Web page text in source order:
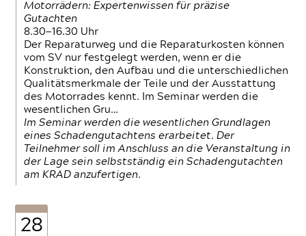
Motorrädern: Expertenwissen für präzise
Gutachten
8.30—16.30 Uhr
Der Reparaturweg und die Reparaturkosten können
vom SV nur festgelegt werden, wenn er die
Konstruktion, den Aufbau und die unterschiedlichen
Qualitätsmerkmale der Teile und der Ausstattung
des Motorrades kennt. Im Seminar werden die
wesentlichen Gru…
Im Seminar werden die wesentlichen Grundlagen
eines Schadengutachtens erarbeitet. Der
Teilnehmer soll im Anschluss an die Veranstaltung in
der Lage sein selbstständig ein Schadengutachten
am KRAD anzufertigen.
28